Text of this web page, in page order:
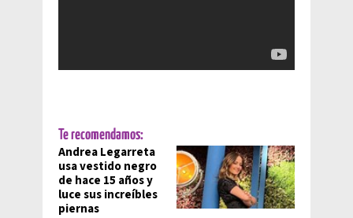
Te recomendamos:
Andrea Legarreta
usa vestido negro
de hace 15 años y
luce sus increíbles
piernas